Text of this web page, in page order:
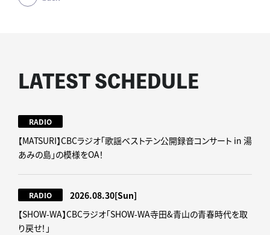
LATEST SCHEDULE
RADIO
【MATSURI】CBCラジオ「歌謡ベストテン公開録音コンサート in 湯
あみの島」の模様をOA！
RADIO 2026.08.30[Sun]
【SHOW-WA】CBCラジオ｢SHOW-WA寺田&青山の青春時代を取
り戻せ！｣